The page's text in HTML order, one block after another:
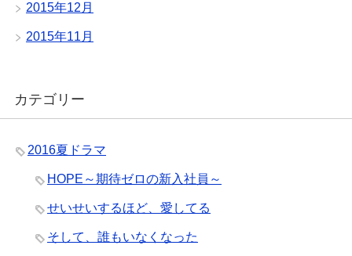
2015年12月
2015年11月
カテゴリー
2016夏ドラマ
HOPE～期待ゼロの新入社員～
せいせいするほど、愛してる
そして、誰もいなくなった